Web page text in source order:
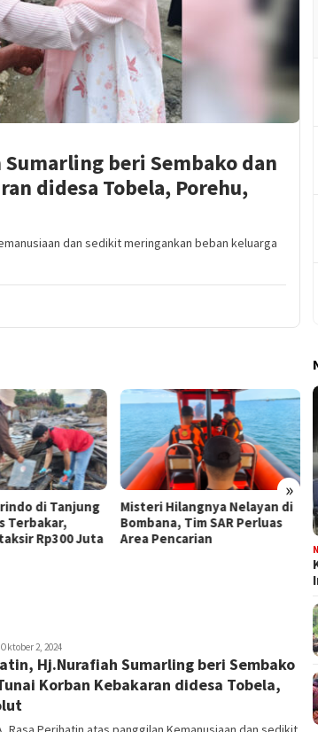
beri Sembako dan
didesa Tobela, Porehu,
dan sedikit meringankan beban keluarga
»
Nelayan di
SAR Perluas
Soroti Pelantikan ASN, Abu
Muslim: DPRD Bukan Cari
Salah, Tapi Jaga Aturan
Oktober 2, 2024
Hj.Nurafiah Sumarling beri Sembako
Korban Kebakaran didesa Tobela,